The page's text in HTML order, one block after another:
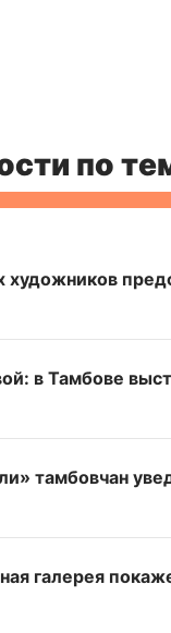
по
художников
в Тамбове
тамбовчан
галерея